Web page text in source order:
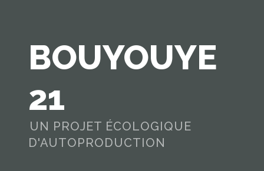
BOUYOUYE
21
UN PROJET ÉCOLOGIQUE
D'AUTOPRODUCTION